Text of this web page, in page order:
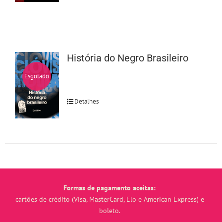
Esgotado
História do Negro Brasileiro
Detalhes
Formas de pagamento aceitas:
cartões de crédito (Visa, MasterCard, Elo e American Express) e
boleto.